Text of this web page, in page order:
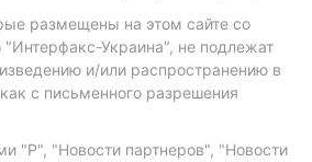
размещены на этом сайте со
"Интерфакс-Украина", не подлежат
и/или распространению в
с письменного разрешения
"Р", "Новости партнеров", "Новости